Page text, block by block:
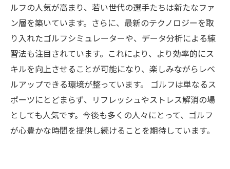
ルフの人気が高まり、若い世代の選手たちは新たなファ
ン層を築いています。さらに、最新のテクノロジーを取
り入れたゴルフシミュレーターや、データ分析による練
習法も注目されています。これにより、より効率的にス
キルを向上させることが可能になり、楽しみながらレベ
ルアップできる環境が整っています。 ゴルフは単なるス
ポーツにとどまらず、リフレッシュやストレス解消の場
としても人気です。今後も多くの人々にとって、ゴルフ
が心豊かな時間を提供し続けることを期待しています。